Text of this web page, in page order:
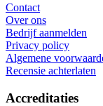
Contact
Over ons
Bedrijf aanmelden
Privacy policy
Algemene
Recensie achterlaten
Accreditaties